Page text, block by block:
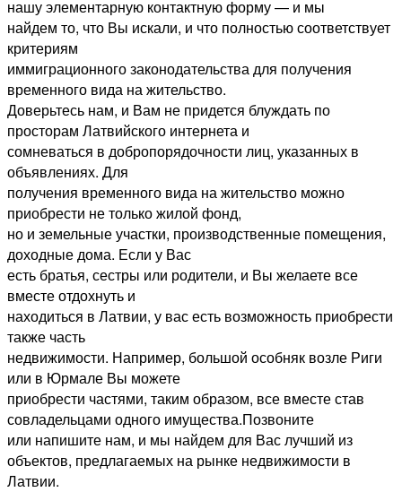
нашу элементарную контактную форму — и мы
найдем то, что Вы искали, и что полностью соответствует
критериям
иммиграционного законодательства для получения
временного вида на жительство.
Доверьтесь нам, и Вам не придется блуждать по
просторам Латвийского интернета и
сомневаться в добропорядочности лиц, указанных в
объявлениях. Для
получения временного вида на жительство можно
приобрести не только жилой фонд,
но и земельные участки, производственные помещения,
доходные дома. Если у Вас
есть братья, сестры или родители, и Вы желаете все
вместе отдохнуть и
находиться в Латвии, у вас есть возможность приобрести
также часть
недвижимости. Например, большой особняк возле Риги
или в Юрмале Вы можете
приобрести частями, таким образом, все вместе став
совладельцами одного имущества.Позвоните
или напишите нам, и мы найдем для Вас лучший из
объектов, предлагаемых на рынке недвижимости в
Латвии.